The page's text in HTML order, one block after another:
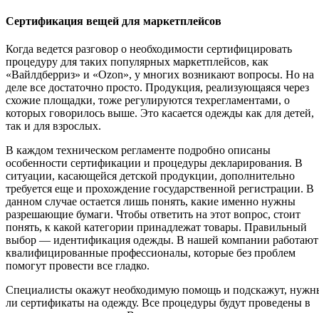
Сертификация вещей для маркетплейсов
Когда ведется разговор о необходимости сертифицировать
процедуру для таких популярных маркетплейсов, как
«Вайлдберриз» и «Ozon», у многих возникают вопросы. Но на
деле все достаточно просто. Продукция, реализующаяся через
схожие площадки, тоже регулируются техрегламентами, о
которых говорилось выше. Это касается одежды как для детей,
так и для взрослых.
В каждом техническом регламенте подробно описаны
особенности сертификации и процедуры декларирования. В
ситуации, касающейся детской продукции, дополнительно
требуется еще и прохождение государственной регистрации. В
данном случае остается лишь понять, какие именно нужны
разрешающие бумаги. Чтобы ответить на этот вопрос, стоит
понять, к какой категории принадлежат товары. Правильный
выбор — идентификация одежды. В нашей компании работают
квалифицированные профессионалы, которые без проблем
помогут провести все гладко.
Специалисты окажут необходимую помощь и подскажут,
ли сертификаты на одежду. Все процедуры будут проведены в